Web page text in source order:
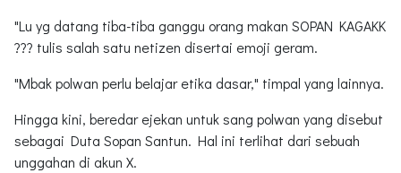
"Lu yg datang tiba-tiba ganggu orang makan SOPAN KAGAKK
??? tulis salah satu netizen disertai emoji geram.
"Mbak polwan perlu belajar etika dasar," timpal yang lainnya.
Hingga kini, beredar ejekan untuk sang polwan yang disebut
sebagai Duta Sopan Santun. Hal ini terlihat dari sebuah
unggahan di akun X.